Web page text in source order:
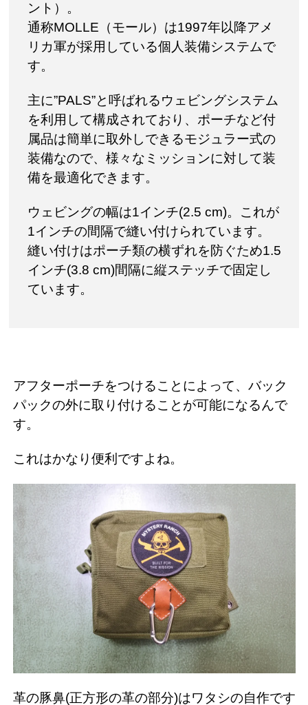
ント）。
通称MOLLE（モール）は1997年以降アメ
リカ軍が採用している個人装備システムで
す。
主に”PALS”と呼ばれるウェビングシステム
を利用して構成されており、ポーチなど付
属品は簡単に取外しできるモジュラー式の
装備なので、様々なミッションに対して装
備を最適化できます。
ウェビングの幅は1インチ(2.5 cm)。これが
1インチの間隔で縫い付けられています。
縫い付けはポーチ類の横ずれを防ぐため1.5
インチ(3.8 cm)間隔に縦ステッチで固定し
ています。
アフターポーチをつけることによって、バック
パックの外に取り付けることが可能になるんで
す。
これはかなり便利ですよね。
革の豚鼻(正方形の革の部分)はワタシの自作です